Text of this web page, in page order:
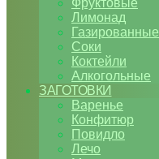
Фруктовые
Лимонад
Газированные
Соки
Коктейли
Алкогольные
ЗАГОТОВКИ
Варенье
Конфитюр
Повидло
Лечо